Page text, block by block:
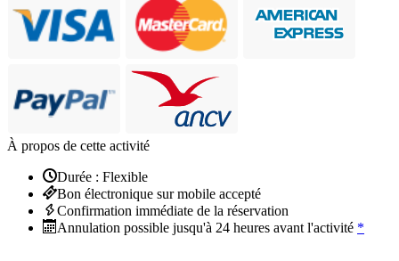
À propos de cette activité
Durée : Flexible
Bon électronique sur mobile accepté
Confirmation immédiate de la réservation
Annulation possible jusqu'à 24 heures avant l'activité *